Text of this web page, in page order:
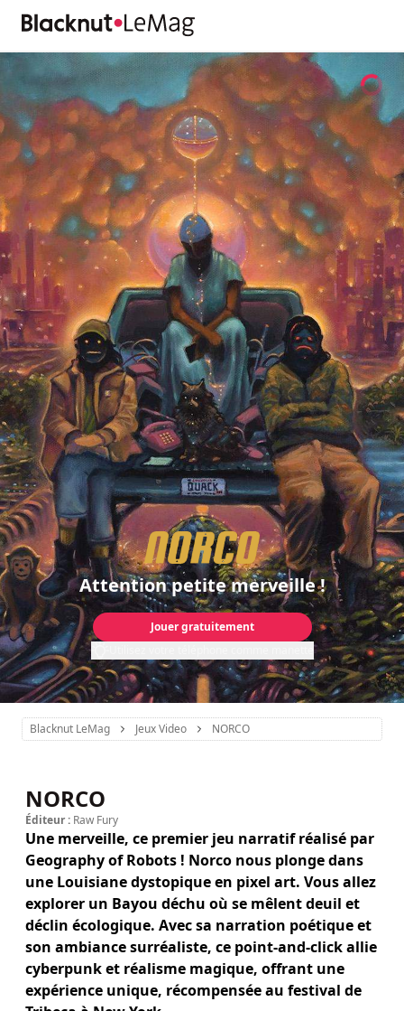
Attention petite merveille !
Jouer gratuitement
Blacknut LeMag Jeux Video NORCO
NORCO
Éditeur : Raw Fury
Une merveille, ce premier jeu narratif réalisé par
Geography of Robots ! Norco nous plonge dans
une Louisiane dystopique en pixel art. Vous allez
explorer un Bayou déchu où se mêlent deuil et
déclin écologique. Avec sa narration poétique et
son ambiance surréaliste, ce point-and-click allie
cyberpunk et réalisme magique, offrant une
expérience unique, récompensée au festival de